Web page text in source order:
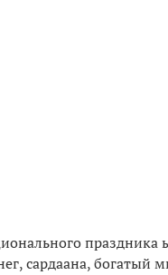
праздника
сардаана, богатый